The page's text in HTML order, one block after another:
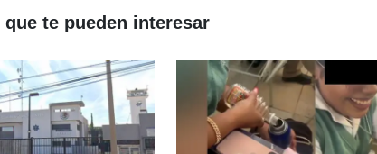
te pueden interesar